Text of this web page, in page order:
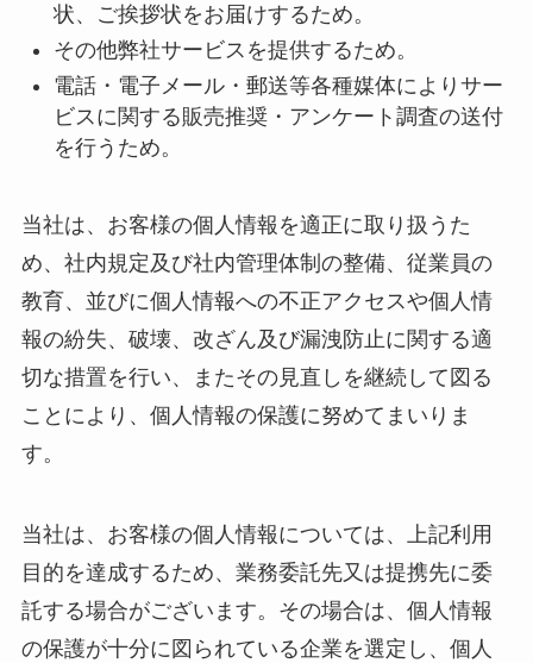
状、ご挨拶状をお届けするため。
その他弊社サービスを提供するため。
電話・電子メール・郵送等各種媒体によりサー
ビスに関する販売推奨・アンケート調査の送付
を行うため。
当社は、お客様の個人情報を適正に取り扱うた
め、社内規定及び社内管理体制の整備、従業員の
教育、並びに個人情報への不正アクセスや個人情
報の紛失、破壊、改ざん及び漏洩防止に関する適
切な措置を行い、またその見直しを継続して図る
ことにより、個人情報の保護に努めてまいりま
す。
当社は、お客様の個人情報については、上記利用
目的を達成するため、業務委託先又は提携先に委
託する場合がございます。その場合は、個人情報
の保護が十分に図られている企業を選定し、個人